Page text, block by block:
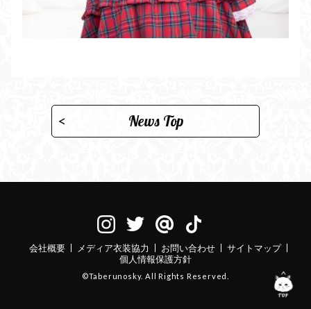
News Top
会社概要 メディア衣装協力 お問い合わせ
サイトマップ
個人情報保護方針
©Taberunosky. All Rights Reserved.